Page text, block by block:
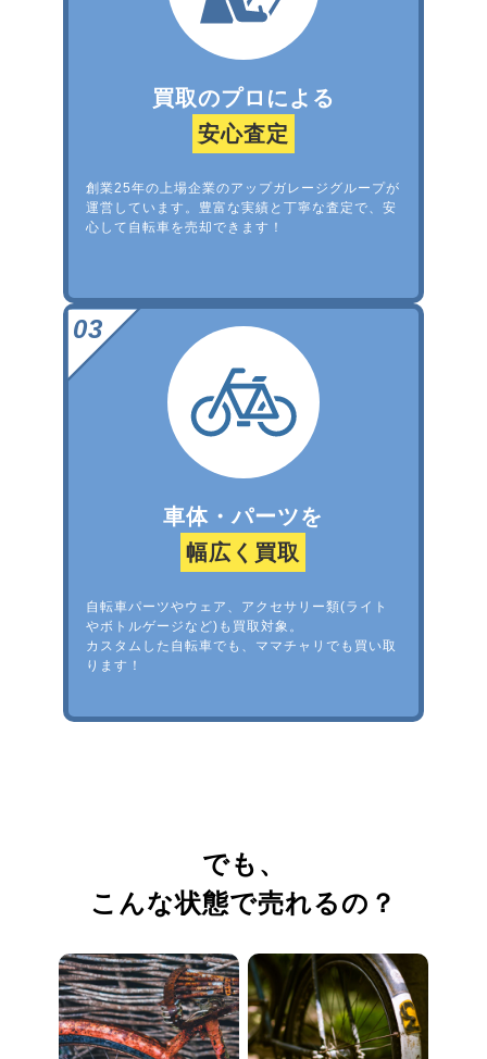
買取のプロによる
安心査定
創業25年の上場企業のアップガレージグループが
運営しています。豊富な実績と丁寧な査定で、安
心して自転車を売却できます！
車体・パーツを
幅広く買取
自転車パーツやウェア、アクセサリー類(ライト
やボトルゲージなど)も買取対象。
カスタムした自転車でも、ママチャリでも買い取
ります！
でも、
こんな状態で売れるの？